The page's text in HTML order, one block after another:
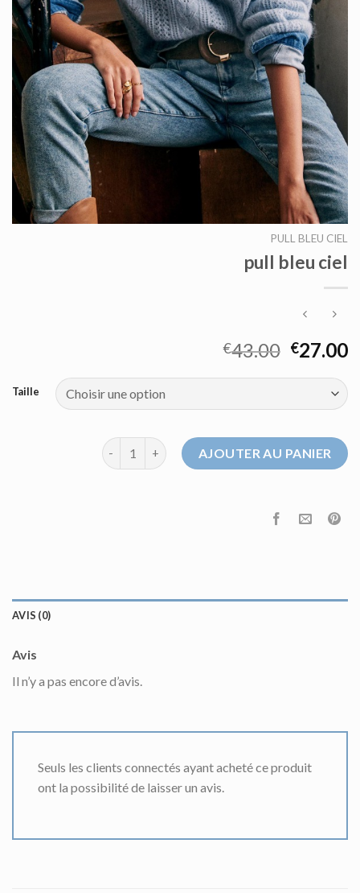
PULL BLEU CIEL
pull bleu ciel
€43.00 €27.00
Taille
quantité de pull bleu cielAJOUTER AU PANIER
AVIS (0)
Avis
Il n’y a pas encore d’avis.
Seuls les clients connectés ayant acheté ce produit
ont la possibilité de laisser un avis.